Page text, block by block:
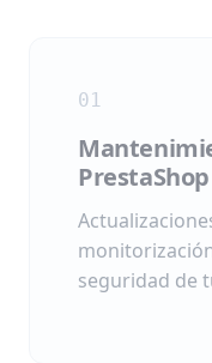
01
PrestaShop
seguridad de